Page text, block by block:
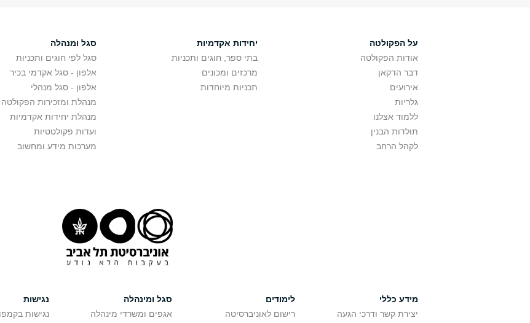
על הפקולטה
אודות הפקולטה
דבר הדקאן
אירועים
גלריות
ללמוד אצלנו
תולדות הבנין
לקהל הרחב
יחידות אקדמיות
בתי ספר, חוגים ותכניות
מרכזים ומכונים
תכניות מיוחדות
סגל ומנהלה
סגל לפי חוגים ותכניות
אלפון - סגל אקדמי בכיר
אלפון - סגל מנהלי
מנהלת ומזכירות הפקולטה
מנהלת יחידות אקדמיות
ועדות פקולטטיות
מערכות מידע ומחשוב
מידע כללי
יצירת קשר ודרכי הגעה
לימודים
רישום לאוניברסיטה
סגל ומינהלה
אגפים ומשרדי מינהלה
נגישות
נגישות